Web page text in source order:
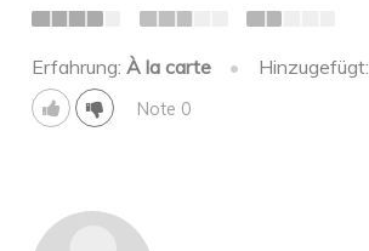
Erfahrung:À la carte • Hinzugefügt:
Note 0